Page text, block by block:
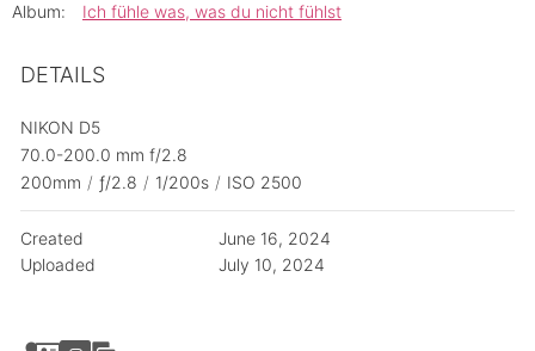
Album: Ich fühle was, was du nicht fühlst
DETAILS
NIKON D5
70.0-200.0 mm f/2.8
200mm / ƒ/2.8 / 1/200s / ISO 2500
Created
June 16, 2024
Uploaded
July 10, 2024